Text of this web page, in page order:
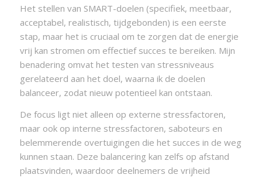
Het stellen van SMART-doelen (specifiek, meetbaar,
acceptabel, realistisch, tijdgebonden) is een eerste
stap, maar het is cruciaal om te zorgen dat de energie
vrij kan stromen om effectief succes te bereiken. Mijn
benadering omvat het testen van stressniveaus
gerelateerd aan het doel, waarna ik de doelen
balanceer, zodat nieuw potentieel kan ontstaan.
De focus ligt niet alleen op externe stressfactoren,
maar ook op interne stressfactoren, saboteurs en
belemmerende overtuigingen die het succes in de weg
kunnen staan. Deze balancering kan zelfs op afstand
plaatsvinden, waardoor deelnemers de vrijheid